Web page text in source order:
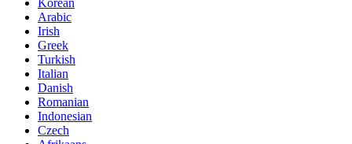
Korean
Arabic
Irish
Greek
Turkish
Italian
Danish
Romanian
Indonesian
Czech